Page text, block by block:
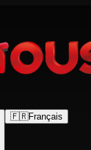
🇫🇷Français